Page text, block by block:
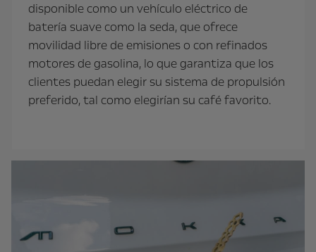
disponible como un vehículo eléctrico de
batería suave como la seda, que ofrece
movilidad libre de emisiones o con refinados
motores de gasolina, lo que garantiza que los
clientes puedan elegir su sistema de propulsión
preferido, tal como elegirían su café favorito.